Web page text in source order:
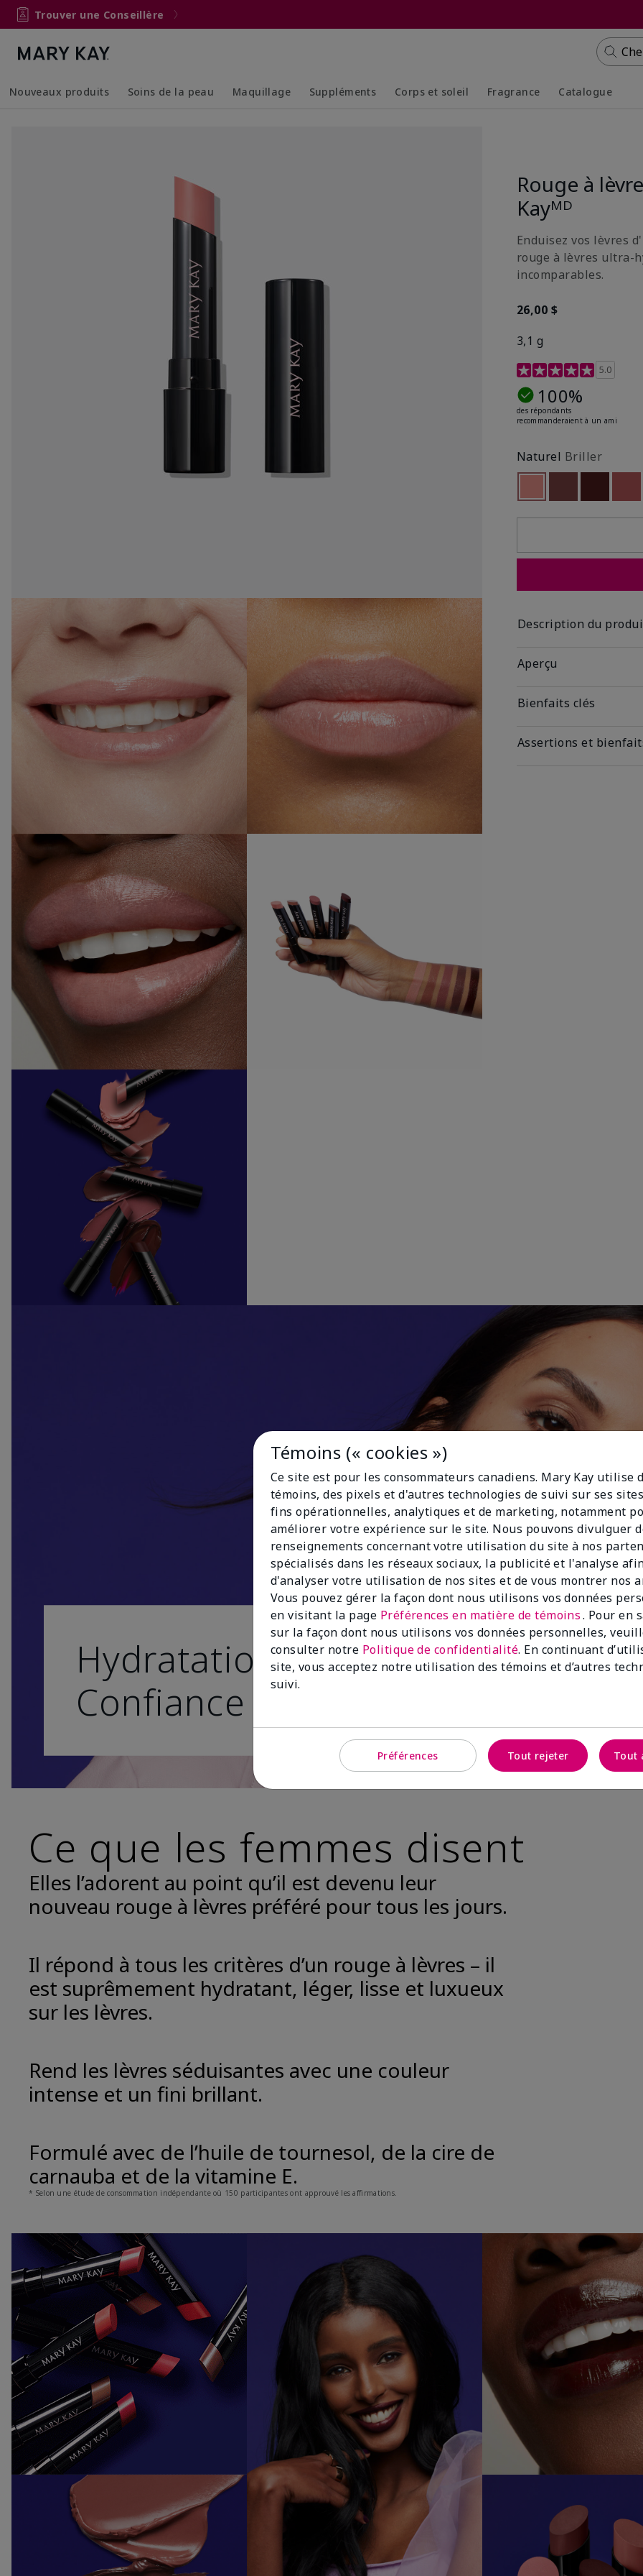
Trouver une Conseillère
Nouveaux produits Soins de la peau Maquillage Suppléments Corps et soleil Fragrance Catalogue
Rouge à
Kayᴹᴰ
Enduisez vos lèvres
rouge à lèvres ultra-
incomparables.
26,00 $
3,1 g
Évaluation des clientes
5.0
100%
des répondants
recommanderaient à un ami
Naturel Briller
Description du
Aperçu
Bienfaits clés
Assertions et
Hydratation douce.
Confiance indéniable.
Ce que les femmes disent
Elles l’adorent au point qu’il est devenu leur
nouveau rouge à lèvres préféré pour tous les jours.
Il répond à tous les critères d’un rouge à lèvres – il
est suprêmement hydratant, léger, lisse et luxueux
sur les lèvres.
Rend les lèvres séduisantes avec une couleur
intense et un fini brillant.
Formulé avec de l’huile de tournesol, de la cire de
carnauba et de la vitamine E.
* Selon une étude de consommation indépendante où 150 participantes ont approuvé les affirmations.
Témoins (« cookies »)
Ce site est pour les consommateurs canadiens. Mary Kay utilise
témoins, des pixels et d'autres technologies de suivi sur ses
fins opérationnelles, analytiques et de marketing, notamment
améliorer votre expérience sur le site. Nous pouvons divulguer
renseignements concernant votre utilisation du site à nos
spécialisés dans les réseaux sociaux, la publicité et l'analyse
d'analyser votre utilisation de nos sites et de vous montrer nos
Vous pouvez gérer la façon dont nous utilisons vos données
en visitant la page Préférences en matière de témoins. Pour en
sur la façon dont nous utilisons vos données personnelles,
consulter notre Politique de confidentialité. En continuant
site, vous acceptez notre utilisation des témoins et d’autres
suivi.
Préférences Tout rejeter Tout